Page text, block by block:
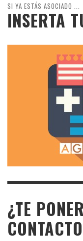
SI YA ESTÁS ASOCIADO ...
INSERTA
¿TE